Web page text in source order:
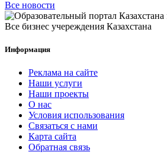
Все новости
Все бизнес учереждения Казахстана
Информация
Реклама на сайте
Наши услуги
Наши проекты
О нас
Условия использования
Связаться с нами
Карта сайта
Обратная связь